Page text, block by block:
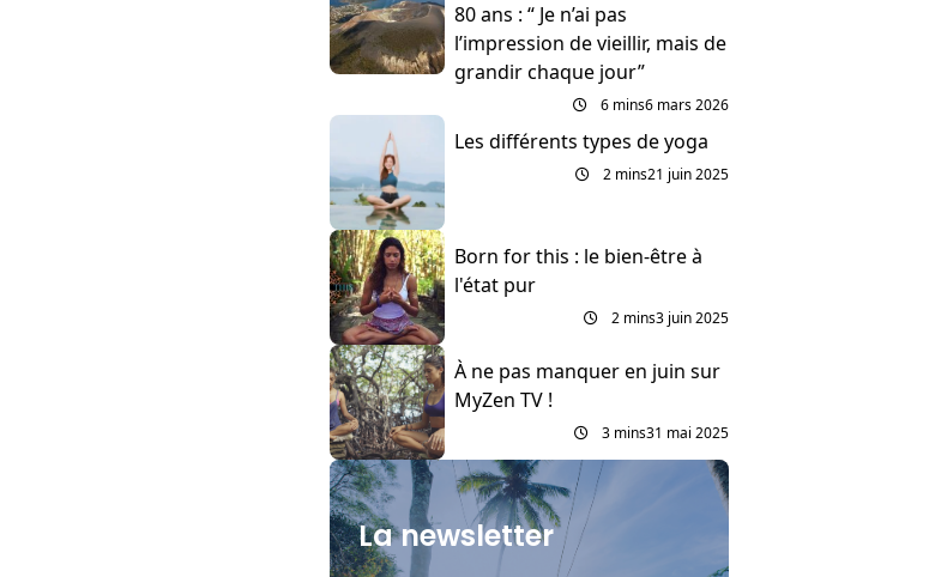
80 ans : “ Je n’ai pas
l’impression de vieillir, mais de
grandir chaque jour”
6 mins6 mars 2026
Les différents types de yoga
2 mins21 juin 2025
Born for this : le bien-être à
l'état pur
2 mins3 juin 2025
À ne pas manquer en juin sur
MyZen TV !
3 mins31 mai 2025
La newsletter